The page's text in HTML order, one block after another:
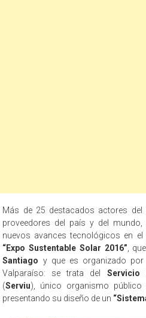
Más de 25 destacados actores del
proveedores del país y del
nuevos avances tecnológicos en el
“Expo Sustentable Solar 2016” ,
Santiago y que es organizado
Valparaíso: se trata del Servicio
(Serviu), único organismo
presentando su diseño de un